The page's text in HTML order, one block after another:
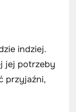
indziej.
jej potrzeby
przyjaźni,